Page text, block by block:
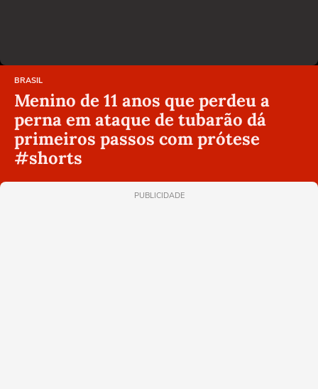
BRASIL
Menino de 11 anos que perdeu a
perna em ataque de tubarão dá
primeiros passos com prótese
#shorts
PUBLICIDADE